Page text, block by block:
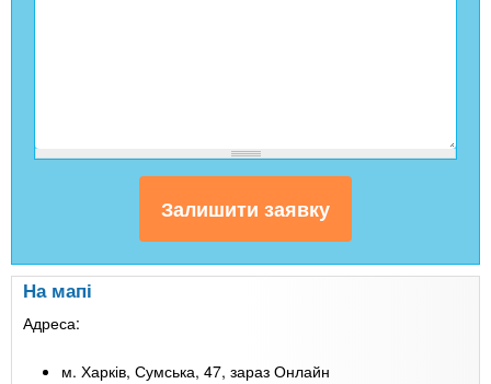
На мапі
Адреса:
м. Харків, Сумська, 47, зараз Онлайн